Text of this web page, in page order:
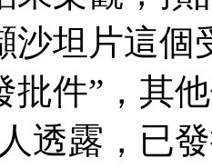
沙坦片這個
批件”，其
透露，已